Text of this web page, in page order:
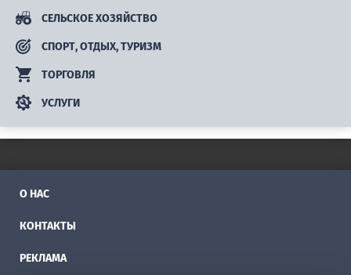
СЕЛЬСКОЕ ХОЗЯЙСТВО
СПОРТ, ОТДЫХ, ТУРИЗМ
ТОРГОВЛЯ
УСЛУГИ
О НАС
КОНТАКТЫ
РЕКЛАМА